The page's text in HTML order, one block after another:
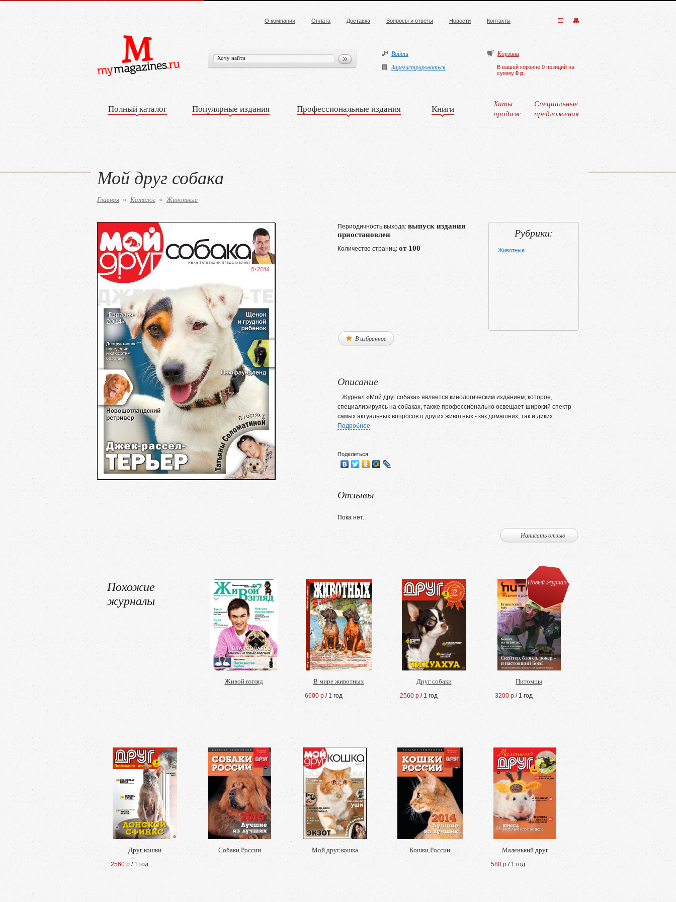
О компании Оплата Доставка Вопросы и ответы Новости Контакты
Войти
Зарегистрироваться
Корзина
В вашей корзине 0 позиций на
сумму 0 р
Полный каталог Популярные издания Профессиональные издания Книги
Хиты
продаж
Специальные
предложения
Мой друг собака
Главная » Каталог » Животные
Периодичность выхода: выпуск издания
приостановлен
Количество страниц: от 100
Рубрики:
Животные
В избранное
Описание
Журнал «Мой друг собака» является кинологическим изданием, которое,
специализируясь на собаках, также профессионально освещает широкий спектр
самых актуальных вопросов о других животных - как домашних, так и диких.
Подробнее
Поделиться:
Отзывы
Пока нет.
Написать отзыв
Похожие
журналы
Живой взгляд В мире животных
6600 р / 1 год
Друг собаки
2560 р / 1 год
Новый журнал!
Питомцы
3200 р / 1 год
Друг кошки
2560 р / 1 год
Собаки России Мой друг кошка Кошки России Маленький друг
580 р / 1 год